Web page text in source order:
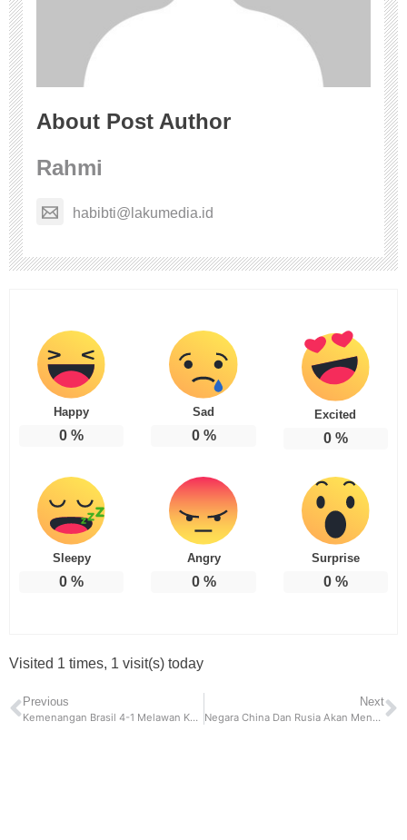
About Post Author
Rahmi
habibti@lakumedia.id
Happy
0 %
Sad
0%
Excited
0%
Sleepy
0 %
Angry
0%
Surprise
0%
Visited 1 times, 1 visit(s) today
Previous
Kemenangan Brasil 4-1 Melawan Korea Selatan Dirayakan Dengan Dukungan Para Pemain Untuk Pele
Next
Negara China Dan Rusia Akan Menyiapkan Kesepakatan Untuk Bangun Stasiun di Bulan